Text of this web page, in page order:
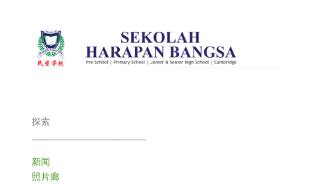
探索
新闻
照片廊